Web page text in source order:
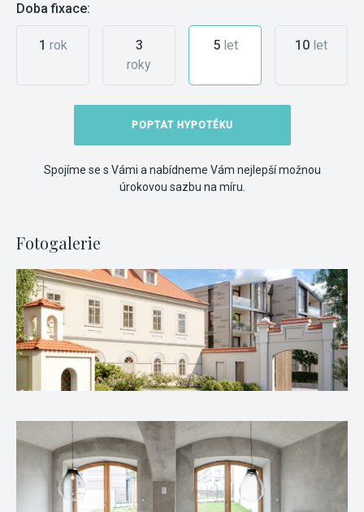
Doba fixace:
1 rok
3
roky
5let 10 let
POPTAT HYPOTÉKU
Spojíme se s Vámi a nabídneme Vám nejlepší možnou
úrokovou sazbu na míru.
Fotogalerie